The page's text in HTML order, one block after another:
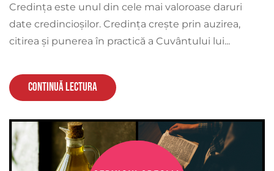
Credința este unul din cele mai valoroase daruri
date credincioșilor. Credința crește prin auzirea,
citirea și punerea în practică a Cuvântului lui...
Continuă lectura